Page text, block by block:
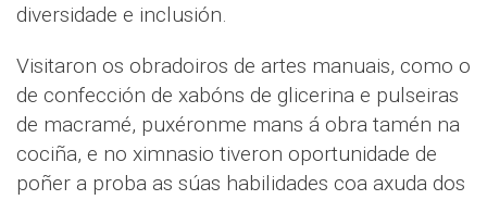
diversidade e inclusión.
Visitaron os obradoiros de artes manuais, como o
de confección de xabóns de glicerina e pulseiras
de macramé, puxéronme mans á obra tamén na
cociña, e no ximnasio tiveron oportunidade de
poñer a proba as súas habilidades coa axuda dos